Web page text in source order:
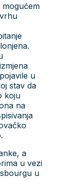
u
stav da
koju
na
a
u vezi
u